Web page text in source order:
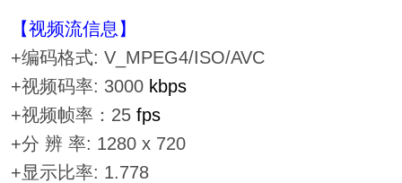
【视频流信息】
+编码格式: V_MPEG4/ISO/AVC
+视频码率: 3000 kbps
+视频帧率：25 fps
+分 辨 率: 1280 x 720
+显示比率: 1.778